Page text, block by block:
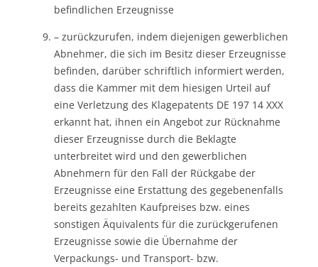
befindlichen Erzeugnisse
– zurückzurufen, indem diejenigen gewerblichen
Abnehmer, die sich im Besitz dieser Erzeugnisse
befinden, darüber schriftlich informiert werden,
dass die Kammer mit dem hiesigen Urteil auf
eine Verletzung des Klagepatents DE 197 14 XXX
erkannt hat, ihnen ein Angebot zur Rücknahme
dieser Erzeugnisse durch die Beklagte
unterbreitet wird und den gewerblichen
Abnehmern für den Fall der Rückgabe der
Erzeugnisse eine Erstattung des gegebenenfalls
bereits gezahlten Kaufpreises bzw. eines
sonstigen Äquivalents für die zurückgerufenen
Erzeugnisse sowie die Übernahme der
Verpackungs- und Transport- bzw.